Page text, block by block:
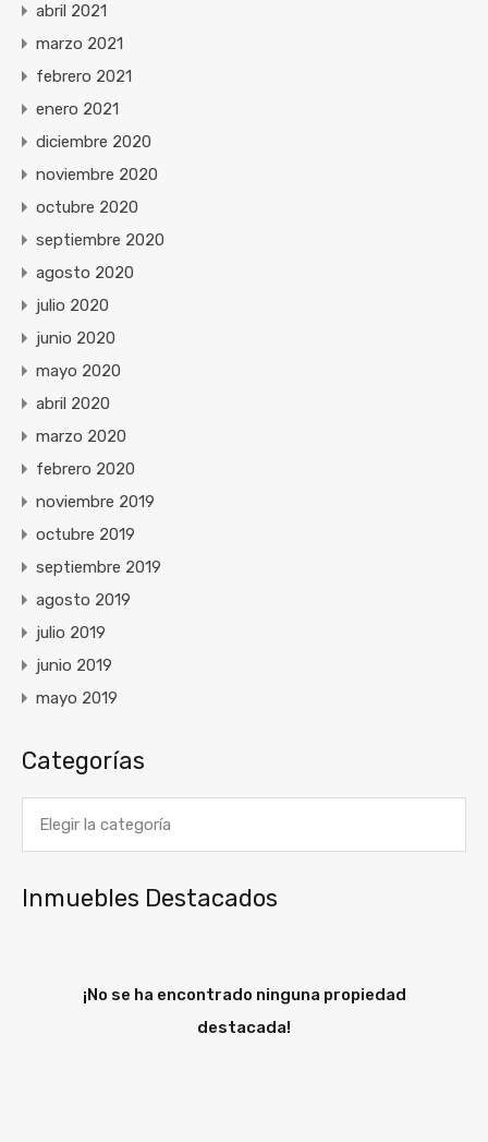
abril 2021
marzo 2021
febrero 2021
enero 2021
diciembre 2020
noviembre 2020
octubre 2020
septiembre 2020
agosto 2020
julio 2020
junio 2020
mayo 2020
abril 2020
marzo 2020
febrero 2020
noviembre 2019
octubre 2019
septiembre 2019
agosto 2019
julio 2019
junio 2019
mayo 2019
Categorías
Inmuebles Destacados
¡No se ha encontrado ninguna propiedad
destacada!